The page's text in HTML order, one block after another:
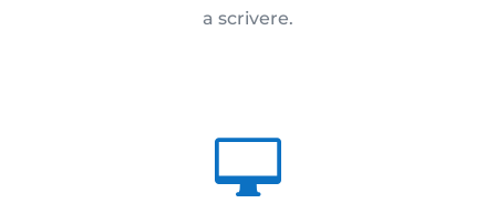
a scrivere.
